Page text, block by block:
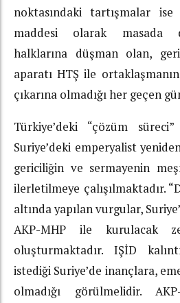
noktasındaki tartışmalar
maddesi olarak masada
halklarına düşman olan,
aparatı HTŞ ile
çıkarına olmadığı her geçen
Türkiye’deki “çözüm
Suriye’deki emperyalist
gericiliğin ve sermayenin
ilerletilmeye çalışılmaktadır.
altında yapılan vurgular,
AKP-MHP ile kurulacak
oluşturmaktadır. IŞİD
istediği Suriye’de inançlara,
olmadığı görülmelidir.